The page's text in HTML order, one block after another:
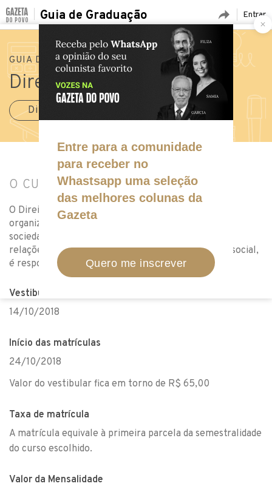
Entrar
Guia de Graduação
GUIA DE GRADUAÇÃO »FACULDADES»PUCPR
Direito na PUCPR
Direito
O CURSO
O Direito aplica normas jurídicas vigentes no país,
organizando a relação entre os indivíduos de uma
sociedade. O zelo pela harmonia e correção destas
relações, além do bom funcionamento da máquina social,
é responsabilidade de um bacharel em Direito.
Vestibular
14/10/2018
Início das matrículas
24/10/2018
Valor do vestibular fica em torno de R$ 65,00
Taxa de matrícula
A matrícula equivale à primeira parcela da semestralidade
do curso escolhido.
Valor da Mensalidade